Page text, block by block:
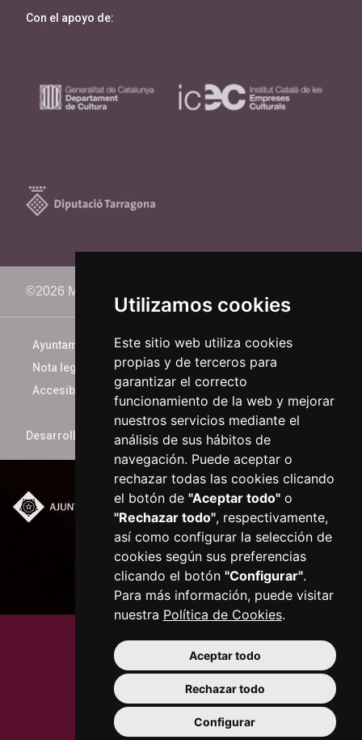
Utilizamos cookies
Este sitio web utiliza cookies
propias y de terceros para
garantizar el correcto
funcionamiento de la web y mejorar
nuestros servicios mediante el
análisis de sus hábitos de
navegación. Puede aceptar o
rechazar todas las cookies clicando
el botón de "Aceptar todo"o
"Rechazar todo", respectivamente,
así como configurar la selección de
cookies según sus preferencias
clicando el botón "Configurar".
Para más información, puede visitar
nuestra Política de Cookies.
Aceptar todo
Rechazar todo
Configurar
Con el apoyo de:
©2026 Memorimage Festival
Ayuntamiento de Reus
Nota legal
Accesibilidad
Desarrollado porxarop.com
Plaça del Mercadal ·
43201 Reus
977 010 010
ajuntament@reus.cat
reus.cat